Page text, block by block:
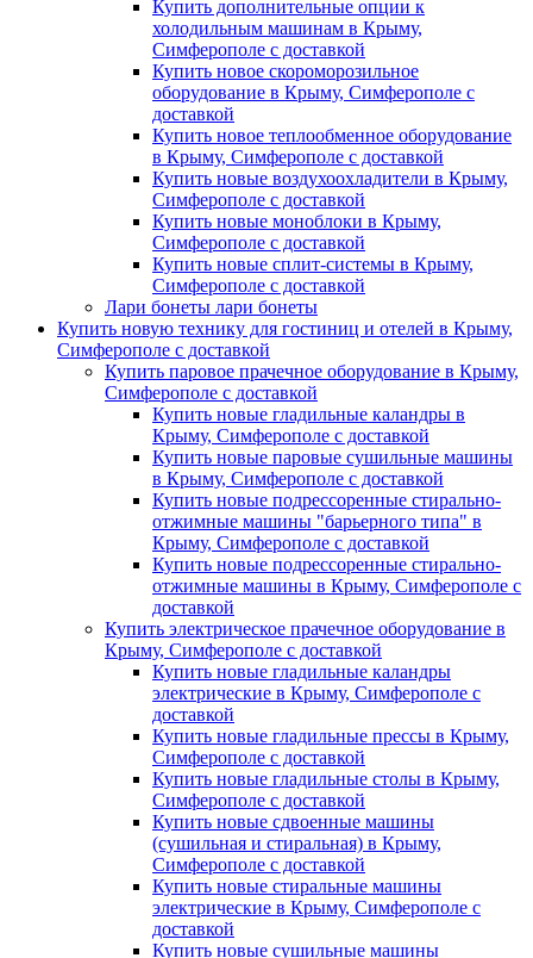
Купить дополнительные опции к
холодильным машинам в Крыму,
Симферополе с доставкой
Купить новое скороморозильное
оборудование в Крыму, Симферополе с
доставкой
Купить новое теплообменное оборудование
в Крыму, Симферополе с доставкой
Купить новые воздухоохладители в Крыму,
Симферополе с доставкой
Купить новые моноблоки в Крыму,
Симферополе с доставкой
Купить новые сплит-системы в Крыму,
Симферополе с доставкой
Лари бонеты лари бонеты
Купить новую технику для гостиниц и отелей в Крыму,
Симферополе с доставкой
Купить паровое прачечное оборудование в Крыму,
Симферополе с доставкой
Купить новые гладильные каландры в
Крыму, Симферополе с доставкой
Купить новые паровые сушильные машины
в Крыму, Симферополе с доставкой
Купить новые подрессоренные стирально-
отжимные машины "барьерного типа" в
Крыму, Симферополе с доставкой
Купить новые подрессоренные стирально-
отжимные машины в Крыму, Симферополе с
доставкой
Купить электрическое прачечное оборудование в
Крыму, Симферополе с доставкой
Купить новые гладильные каландры
электрические в Крыму, Симферополе с
доставкой
Купить новые гладильные прессы в Крыму,
Симферополе с доставкой
Купить новые гладильные столы в Крыму,
Симферополе с доставкой
Купить новые сдвоенные машины
(сушильная и стиральная) в Крыму,
Симферополе с доставкой
Купить новые стиральные машины
электрические в Крыму, Симферополе с
доставкой
Купить новые сушильные машины